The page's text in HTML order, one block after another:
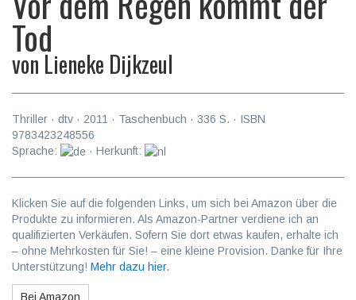
Tod
von Lieneke Dijkzeul
Thriller · dtv · 2011 · Taschenbuch · 336 S. · ISBN
9783423248556
Sprache:
· Herkunft:
Klicken Sie auf die folgenden Links, um sich bei Amazon über die
Produkte zu informieren. Als Amazon-Partner verdiene ich an
qualifizierten Verkäufen. Sofern Sie dort etwas kaufen, erhalte ich
– ohne Mehrkosten für Sie! – eine kleine Provision. Danke für Ihre
Unterstützung! Mehr dazu hier.
Bei Amazon